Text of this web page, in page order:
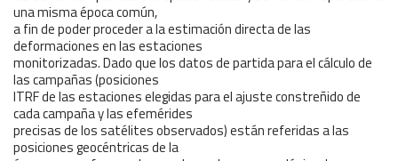
una misma época común,
a fin de poder proceder a la estimación directa de las
deformaciones en las estaciones
monitorizadas. Dado que los datos de partida para el cálculo de
las campañas (posiciones
ITRF de las estaciones elegidas para el ajuste constreñido de
cada campaña y las efemérides
precisas de los satélites observados) están referidas a las
posiciones geocéntricas de la